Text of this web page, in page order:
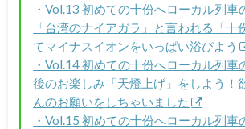
・Vol.13 初めての十份へローカル列
「台湾のナイアガラ」と言われる「十
てマイナスイオンをいっぱい浴びよう
・Vol.14 初めての十份へローカル列
後のお楽しみ「天燈上げ」をしよう！
んのお願いをしちゃいました
・Vol.15 初めての十份へローカル列